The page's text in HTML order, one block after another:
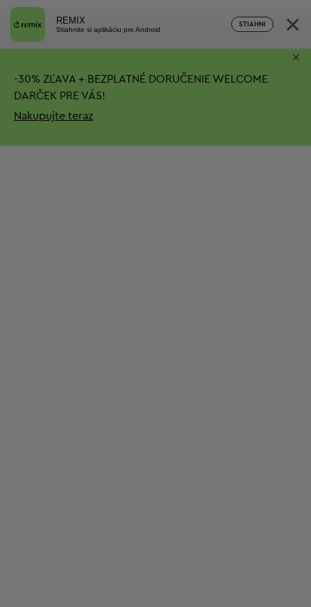
REMIX
Stiahnite si aplikáciu pre Android
STIAHNI ×
-30% ZĽAVA + BEZPLATNÉ DORUČENIE WELCOME
DARČEK PRE VÁS!
Nakupujte teraz
×